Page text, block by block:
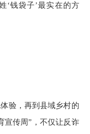
‘钱袋子’最实在的方
验，再到县域乡村的
宣传周”，不仅让反诈